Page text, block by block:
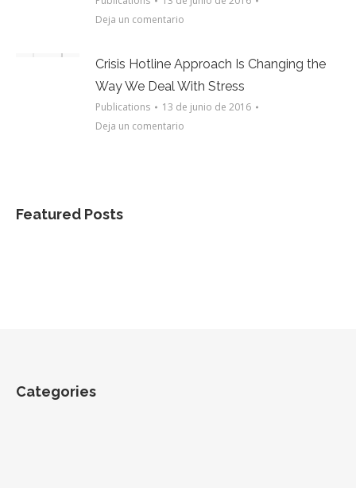
Deja un comentario
Crisis Hotline Approach Is Changing the
Way We Deal With Stress
Publications
13 de junio de 2016
Deja un comentario
Featured Posts
Categories